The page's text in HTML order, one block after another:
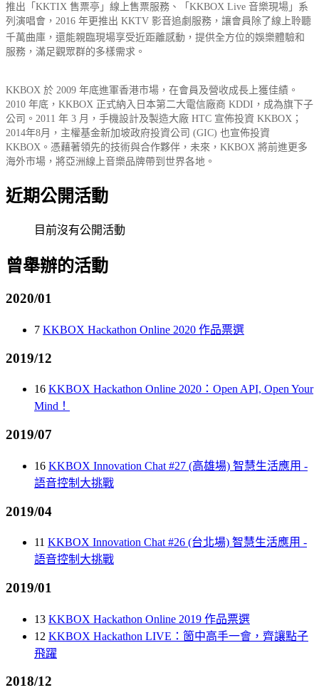
推出「KKTIX 售票亭」線上售票服務、「KKBOX Live 音樂現場」系
列演唱會， 2016 年更推出 KKTV 影音追劇服務， 讓會員除了線上聆聽
千萬曲庫，還能親臨現場享受近距離感動，提供全方位的娛樂體驗和
服務，滿足觀眾群的多樣需求。
KKBOX 於 2009 年底進軍香港市場，在會員及營收成長上獲佳績。
2010 年底，KKBOX 正式納入日本第二大電信廠商 KDDI，成為旗下子
公司。2011 年 3 月，手機設計及製造大廠 HTC 宣佈投資 KKBOX；
2014年8月，主權基金新加坡政府投資公司 (GIC) 也宣佈投資
KKBOX。憑藉著領先的技術與合作夥伴，未來，KKBOX 將前進更多
海外市場，將亞洲線上音樂品牌帶到世界各地。
近期公開活動
目前沒有公開活動
曾舉辦的活動
2020/01
7 KKBOX Hackathon Online 2020 作品票選
2019/12
16 KKBOX Hackathon Online 2020：Open API, Open Your
Mind！
2019/07
16 KKBOX Innovation Chat #27 (高雄場) 智慧生活應用 -
語音控制大挑戰
2019/04
11 KKBOX Innovation Chat #26 (台北場) 智慧生活應用 -
語音控制大挑戰
2019/01
13 KKBOX Hackathon Online 2019 作品票選
12 KKBOX Hackathon LIVE：箇中高手一會，齊讓點子
飛躍
2018/12